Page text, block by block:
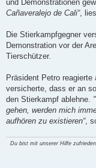
und Demonstrationen
Cañaveralejo de Cali“,
Die Stierkampfgegner
Demonstration vor der
Tierschützer.
Präsident Petro
versicherte, dass er an
den Stierkampf ablehne.
gehen, werden mich
aufhören zu existieren“,
Du bist mit unserer Hilfe